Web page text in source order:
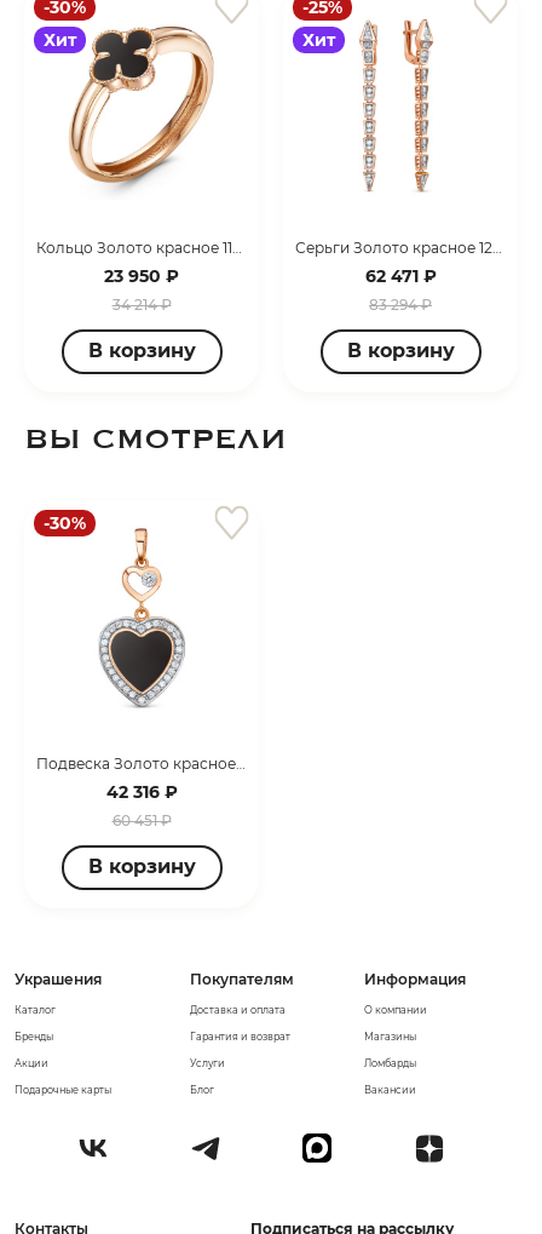
-30%
Хит
Кольцо Золото красное 110421
23 950 ₽
34 214 ₽
В корзину
-25%
Хит
Серьги Золото красное 120361
62 471 ₽
83 294 ₽
В корзину
ВЫ СМОТРЕЛИ
-30%
Подвеска Золото красное 030150
42 316 ₽
60 451 ₽
В корзину
Информация
О компании
Магазины
Ломбарды
Вакансии
Украшения
Каталог
Бренды
Акции
Подарочные карты
Покупателям
Доставка и оплата
Гарантия и возврат
Услуги
Блог
Контакты Подписаться на рассылку